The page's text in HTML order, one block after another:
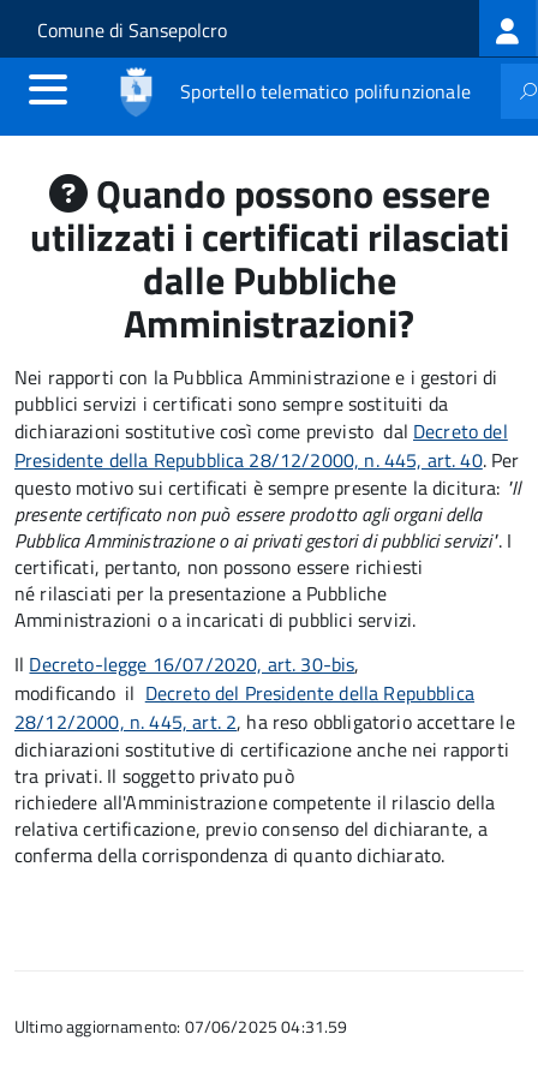
Salta al contenuto principale
Skip to site navigation
Comune di Sansepolcro
Sportello telematico polifunzionale
Quando possono essere
utilizzati i certificati rilasciati
dalle Pubbliche
Amministrazioni?
Nei rapporti con la Pubblica Amministrazione e i gestori di
pubblici servizi i certificati sono sempre sostituiti da
dichiarazioni sostitutive così come previsto dal Decreto del
Presidente della Repubblica 28/12/2000, n. 445, art. 40. Per
questo motivo sui certificati è sempre presente la dicitura: "Il
presente certificato non può essere prodotto agli organi della
Pubblica Amministrazione o ai privati gestori di pubblici servizi". I
certificati, pertanto, non possono essere richiesti
né rilasciati per la presentazione a Pubbliche
Amministrazioni o a incaricati di pubblici servizi.
Il Decreto-legge 16/07/2020, art. 30-bis,
modificando il Decreto del Presidente della Repubblica
28/12/2000, n. 445, art. 2, ha reso obbligatorio accettare le
dichiarazioni sostitutive di certificazione anche nei rapporti
tra privati. Il soggetto privato può
richiedere all'Amministrazione competente il rilascio della
relativa certificazione, previo consenso del dichiarante, a
conferma della corrispondenza di quanto dichiarato.
Ultimo aggiornamento: 07/06/2025 04:31.59